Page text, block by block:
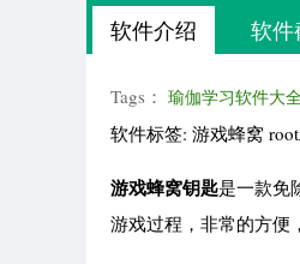
软件介绍 软件
Tags： 瑜伽学习软件大
软件标签: 游戏蜂窝
游戏蜂窝钥匙是一款免
游戏过程，非常的方便